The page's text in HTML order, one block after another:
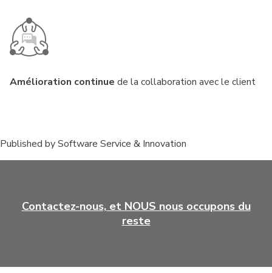
Amélioration continue de la collaboration avec le client
Published bySoftware Service & Innovation
Contactez-nous, et NOUS nous occupons du
reste